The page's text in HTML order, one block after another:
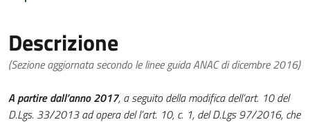
Descrizione
(Sezione aggiornata secondo le linee guida ANAC di dicembre 2016)
A partire dall’anno 2017, a seguito della modifica dell’art. 10 del
D.Lgs. 33/2013 ad opera del l’art. 10, c. 1, del D.Lgs 97/2016, che